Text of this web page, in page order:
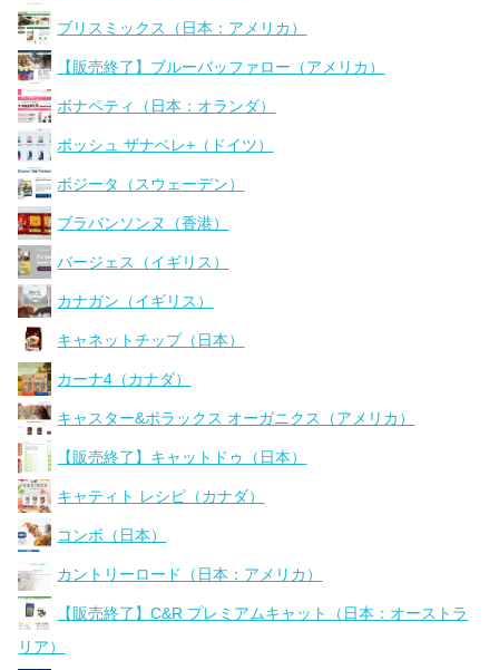
ブリスミックス（日本：アメリカ）
【販売終了】ブルーバッファロー（アメリカ）
ボナペティ（日本：オランダ）
ボッシュ ザナベレ+（ドイツ）
ボジータ（スウェーデン）
ブラバンソンヌ（香港）
バージェス（イギリス）
カナガン（イギリス）
キャネットチップ（日本）
カーナ4（カナダ）
キャスター&ポラックス オーガニクス（アメリカ）
【販売終了】キャットドゥ（日本）
キャティト レシピ（カナダ）
コンボ（日本）
カントリーロード（日本：アメリカ）
【販売終了】C&R プレミアムキャット（日本：オーストラ
リア）